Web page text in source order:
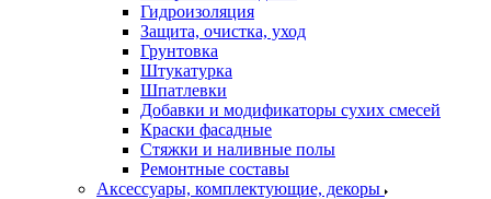
Гидроизоляция
Защита, очистка, уход
Грунтовка
Штукатурка
Шпатлевки
Добавки и модификаторы сухих смесей
Краски фасадные
Стяжки и наливные полы
Ремонтные составы
Аксессуары, комплектующие, декоры